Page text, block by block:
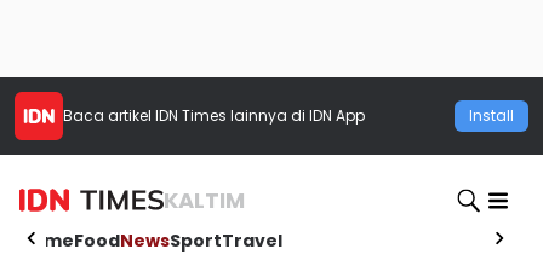
Baca artikel IDN Times lainnya di IDN App Install
KALTIM
HomeFoodNewsSportTravel